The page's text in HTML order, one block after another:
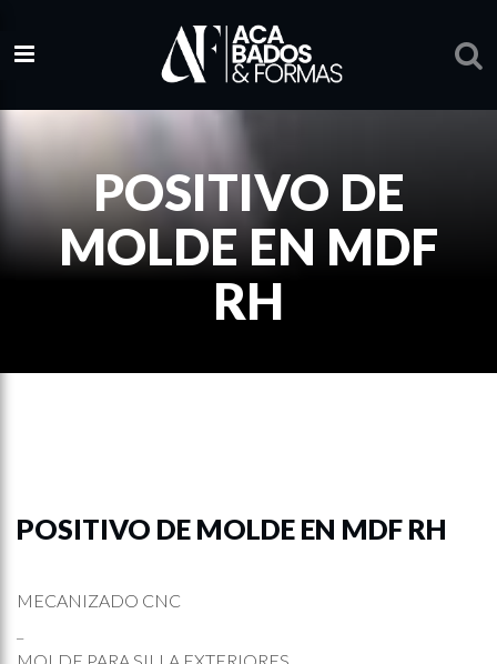
POSITIVO DE
MOLDE EN MDF
RH
POSITIVO DE MOLDE EN MDF RH
MECANIZADO CNC